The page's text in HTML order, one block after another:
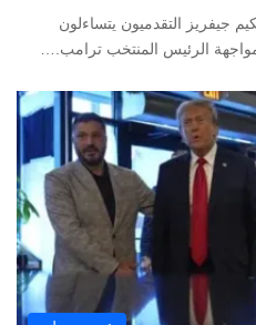
جيفريز التقدميون يتساءلون
الرئيس المنتخب ترامب.…